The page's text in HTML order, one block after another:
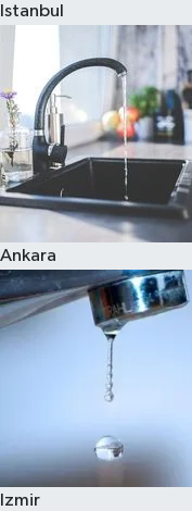
Istanbul
Ankara
Izmir